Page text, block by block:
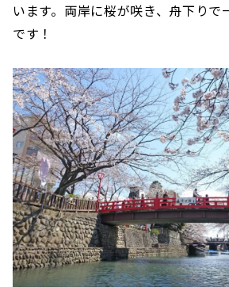
います。両岸に桜が咲き、舟下りで
です！